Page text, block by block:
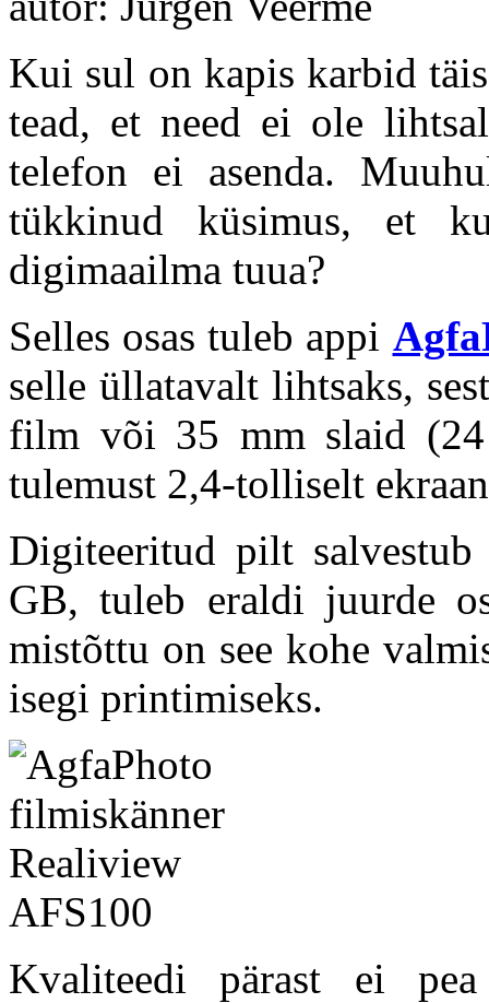
Kui sul on kapis karbid
tead, et need ei ole
telefon ei asenda.
tükkinud küsimus, et
digimaailma tuua?
Selles osas tuleb appi
selle üllatavalt lihtsaks,
film või 35 mm slaid (24
tulemust 2,4-tolliselt
Digiteeritud pilt
GB, tuleb eraldi juurde
mistõttu on see kohe
isegi printimiseks.
Kvaliteedi pärast ei